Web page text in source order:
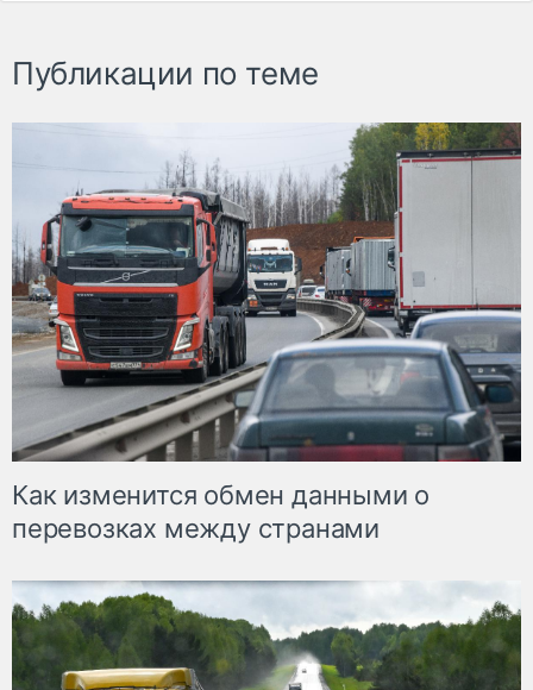
Публикации по теме
Как изменится обмен данными о
перевозках между странами